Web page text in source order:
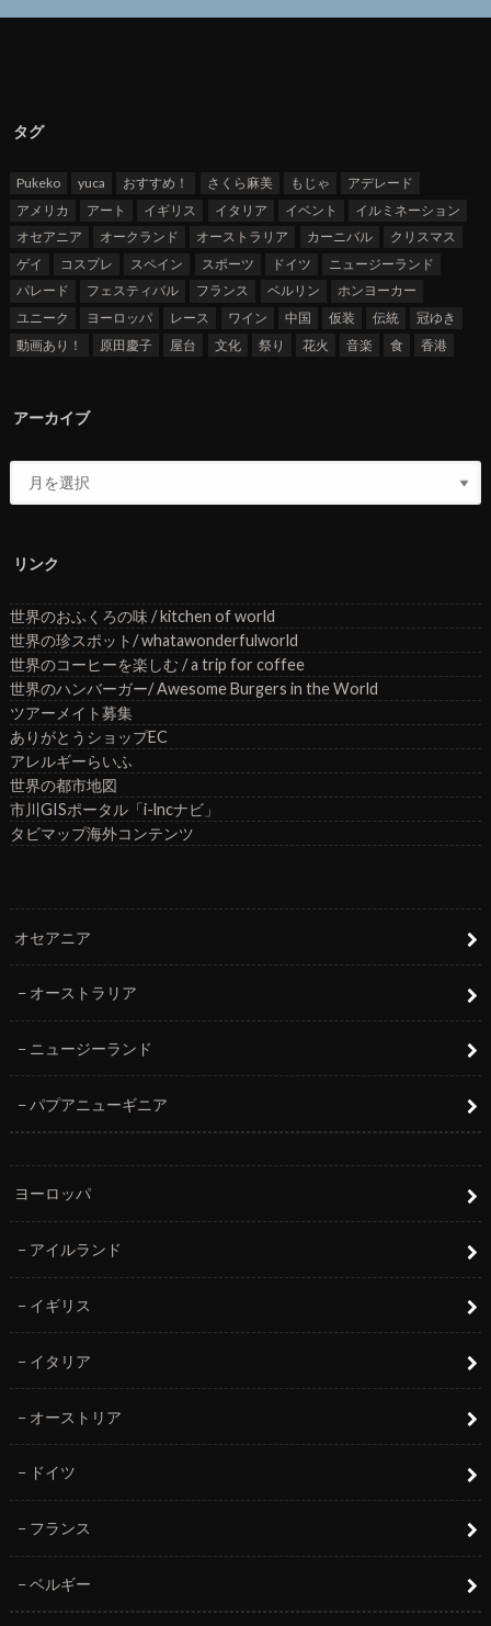
タグ
Pukeko yuca おすすめ！ さくら麻美 もじゃ
アデレード
アメリカ
アート イギリス イタリア イベント
イルミネーション
オセアニア
オークランド オーストラリア カーニバル
クリスマス
ゲイ
コスプレ スペイン スポーツ ドイツ
ニュージーランド
パレード
フェスティバル フランス ベルリン
ホンヨーカー
ユニーク
ヨーロッパ レース ワイン 中国 仮装 伝統
冠ゆき
動画あり！
原田慶子 屋台 文化 祭り 花火 音楽 食 香港
アーカイブ
リンク
世界のおふくろの味 / kitchen of world
世界の珍スポット/ whatawonderfulworld
世界のコーヒーを楽しむ / a trip for coffee
世界のハンバーガー/ Awesome Burgers in the World
ツアーメイト募集
ありがとうショップEC
アレルギーらいふ
世界の都市地図
市川GISポータル「i-lncナビ」
タビマップ海外コンテンツ
オセアニア
オーストラリア
ニュージーランド
パプアニューギニア
ヨーロッパ
アイルランド
イギリス
イタリア
オーストリア
ドイツ
フランス
ベルギー